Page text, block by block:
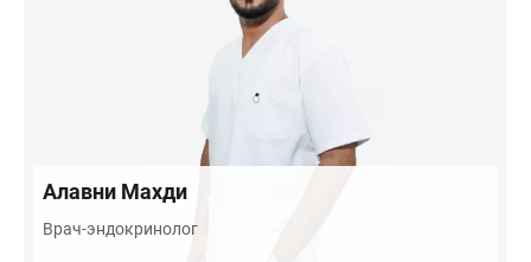
Алавни Махди
Врач-эндокринолог